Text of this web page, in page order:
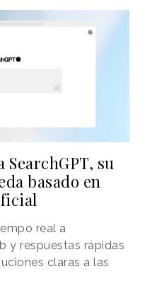
su
basado en
real a
y respuestas rápidas
claras a las